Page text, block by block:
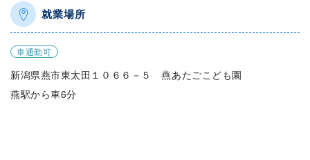
就業場所
車通勤可
新潟県燕市東太田１０６６－５ 燕あたごこども園
燕駅から車6分